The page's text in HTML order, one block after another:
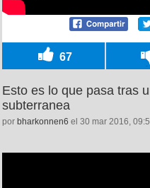
67
Esto es lo que pasa tras
subterranea
por bharkonnen6 el 30 mar 2016,